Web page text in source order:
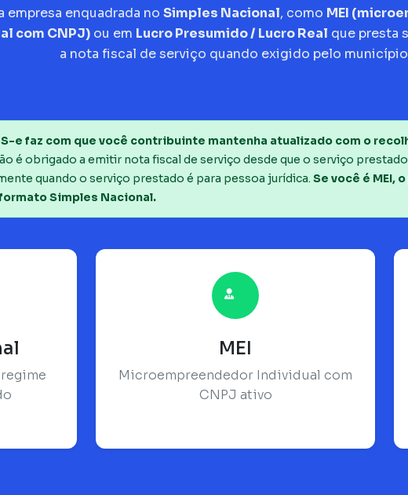
empresa enquadrada no Simples Nacional, como MEI
com CNPJ) ou em Lucro Presumido / Lucro Real que presta
a nota fiscal de serviço quando exigido pelo
e faz com que você contribuinte mantenha atualizado com o
é obrigado a emitir nota fiscal de serviço desde que o serviço
quando o serviço prestado é para pessoa jurídica. Se você é MEI,
Simples Nacional.
MEI
Microempreendedor Individual com
CNPJ ativo